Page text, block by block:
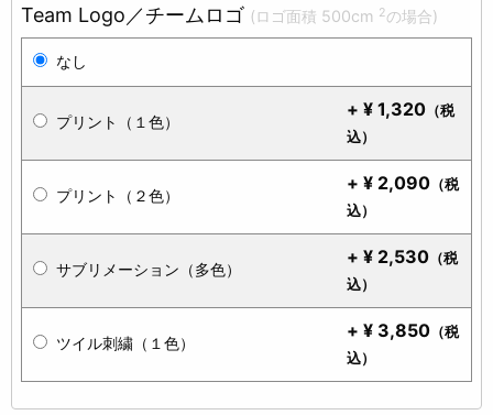
Team Logo／チームロゴ (ロゴ面積 500cm 2の場合)
なし
プリント（１色）
+ ¥ 1,320 （税
込）
プリント（２色）
+ ¥ 2,090 （税
込）
サブリメーション（多色）
+ ¥ 2,530 （税
込）
ツイル刺繍（１色）
+ ¥ 3,850 （税
込）